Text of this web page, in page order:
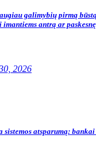
galimybių pirmą
antrą ar
2026
sistemos atsparumą: